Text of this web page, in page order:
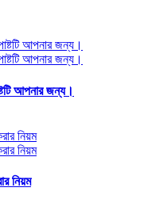
আপনার জন্য।
নিয়ম